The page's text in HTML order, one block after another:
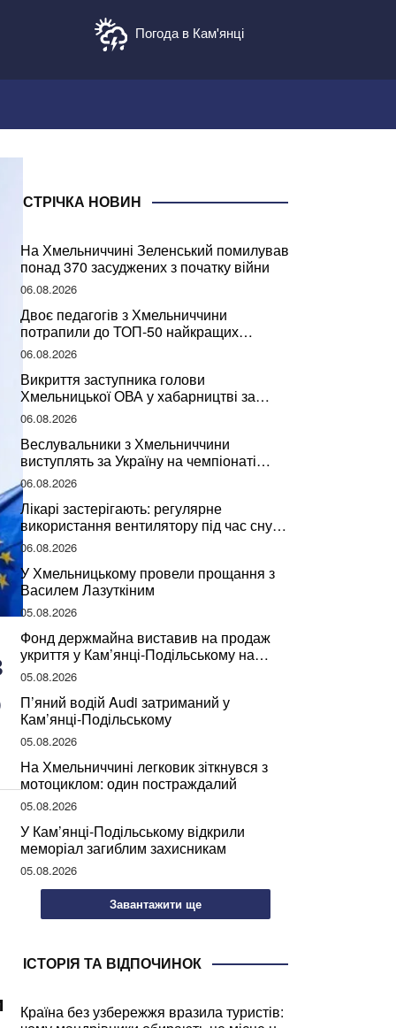
Погода в Кам'янці
СТРІЧКА НОВИН
На Хмельниччині Зеленський помилував
понад 370 засуджених з початку війни
06.08.2026
Двоє педагогів з Хмельниччини
потрапили до ТОП-50 найкращих
учителів України
06.08.2026
Викриття заступника голови
Хмельницької ОВА у хабарництві за
підписання контрактів на ремонт доріг
06.08.2026
Веслувальники з Хмельниччини
виступлять за Україну на чемпіонаті
світу
06.08.2026
Лікарі застерігають: регулярне
використання вентилятору під час сну
може негативно вплинути на ваше
здоров’я
06.08.2026
У Хмельницькому провели прощання з
Василем Лазуткіним
05.08.2026
Фонд держмайна виставив на продаж
укриття у Кам’янці-Подільському на
Хмельниччині
05.08.2026
П’яний водій Audi затриманий у
Кам’янці-Подільському
05.08.2026
На Хмельниччині легковик зіткнувся з
мотоциклом: один постраждалий
05.08.2026
У Кам’янці-Подільському відкрили
меморіал загиблим захисникам
05.08.2026
Завантажити ще
ІСТОРІЯ ТА ВІДПОЧИНОК
Країна без узбережжя вразила туристів: